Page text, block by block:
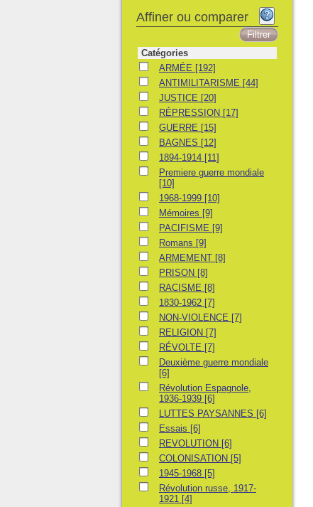
Affiner ou comparer
Catégories
ARMÉEARMÉE [192]
ANTIMILITARISME
ANTIMILITARISME [44]
JUSTICEJUSTICE [20]
RÉPRESSION
RÉPRESSION [17]
GUERREGUERRE [15]
BAGNESBAGNES [12]
1894-19141894-1914 [11]
Premiere guerre mondiale
Premiere guerre mondiale
[10]
1968-19991968-1999 [10]
MémoiresMémoires [9]
PACIFISME
PACIFISME [9]
RomansRomans [9]
ARMEMENT
ARMEMENT [8]
PRISONPRISON [8]
RACISMERACISME [8]
1830-19621830-1962 [7]
NON-VIOLENCE
NON-VIOLENCE [7]
RELIGION
RELIGION [7]
RÉVOLTERÉVOLTE [7]
Deuxième guerre mondiale
Deuxième guerre mondiale
[6]
Révolution Espagnole, 1936-1939
Révolution Espagnole,
1936-1939 [6]
LUTTES PAYSANNES
LUTTES PAYSANNES [6]
EssaisEssais [6]
REVOLUTION
REVOLUTION [6]
COLONISATION
COLONISATION [5]
1945-19681945-1968 [5]
Révolution russe, 1917-1921
Révolution russe, 1917-
1921 [4]